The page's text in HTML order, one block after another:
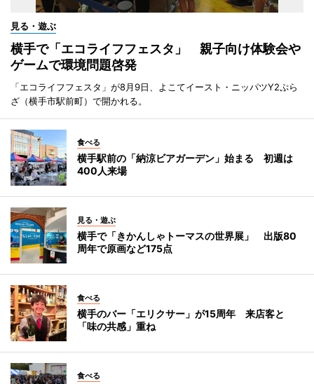
見る・遊ぶ
横手で「エコライフフェスタ」 親子向け体験会や
ゲームで環境問題啓発
「エコライフフェスタ」が8月9日、よこてイースト・ニッパツY2ぷら
ざ（横手市駅前町）で開かれる。
食べる
横手駅前の「納涼ビアガーデン」始まる 初週は
400人来場
見る・遊ぶ
横手で「きかんしゃトーマスの世界展」 出版80
周年で原画など175点
食べる
横手のバー「エリクサー」が15周年 来店客と
「味の共感」重ね
食べる